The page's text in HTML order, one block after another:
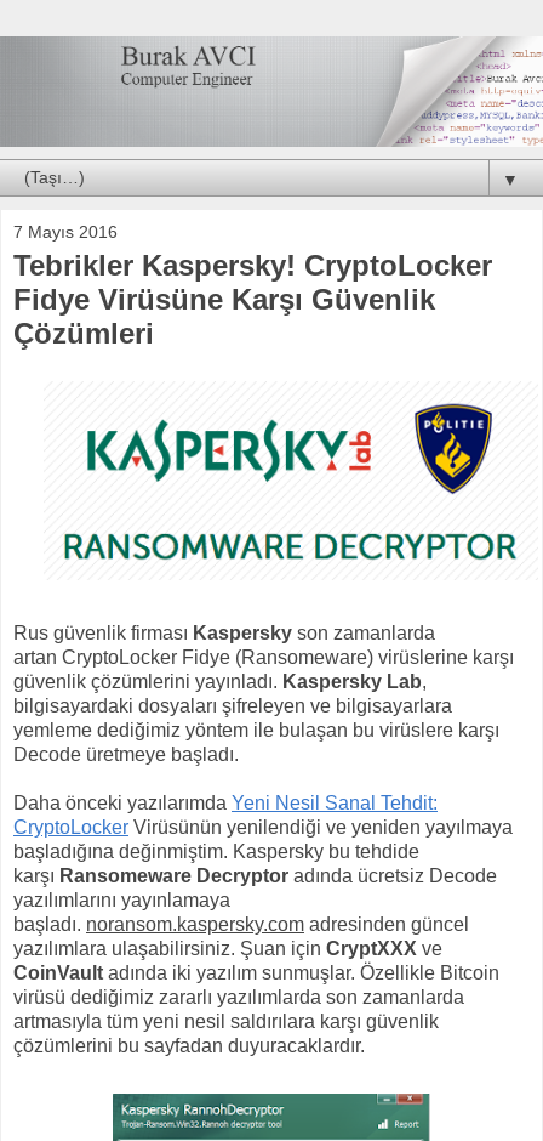
▼
7 Mayıs 2016
Tebrikler Kaspersky! CryptoLocker
Fidye Virüsüne Karşı Güvenlik
Çözümleri
Rus güvenlik firması Kaspersky son zamanlarda
artan CryptoLocker Fidye (Ransomeware) virüslerine karşı
güvenlik çözümlerini yayınladı. Kaspersky Lab,
bilgisayardaki dosyaları şifreleyen ve bilgisayarlara
yemleme dediğimiz yöntem ile bulaşan bu virüslere karşı
Decode üretmeye başladı.
Daha önceki yazılarımda Yeni Nesil Sanal Tehdit:
CryptoLocker Virüsünün yenilendiği ve yeniden yayılmaya
başladığına değinmiştim. Kaspersky bu tehdide
karşı Ransomeware Decryptor adında ücretsiz Decode
yazılımlarını yayınlamaya
başladı. noransom.kaspersky.com adresinden güncel
yazılımlara ulaşabilirsiniz. Şuan için CryptXXX ve
CoinVault adında iki yazılım sunmuşlar. Özellikle Bitcoin
virüsü dediğimiz zararlı yazılımlarda son zamanlarda
artmasıyla tüm yeni nesil saldırılara karşı güvenlik
çözümlerini bu sayfadan duyuracaklardır.